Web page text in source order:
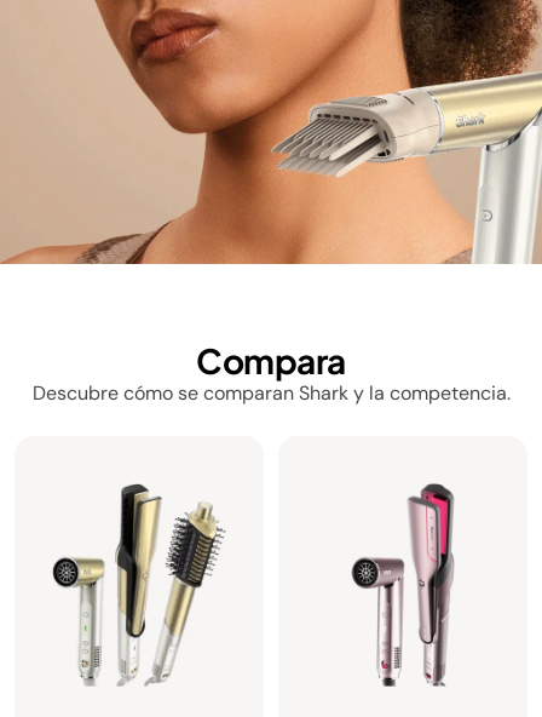
Compara
Descubre cómo se comparan Shark y la competencia.